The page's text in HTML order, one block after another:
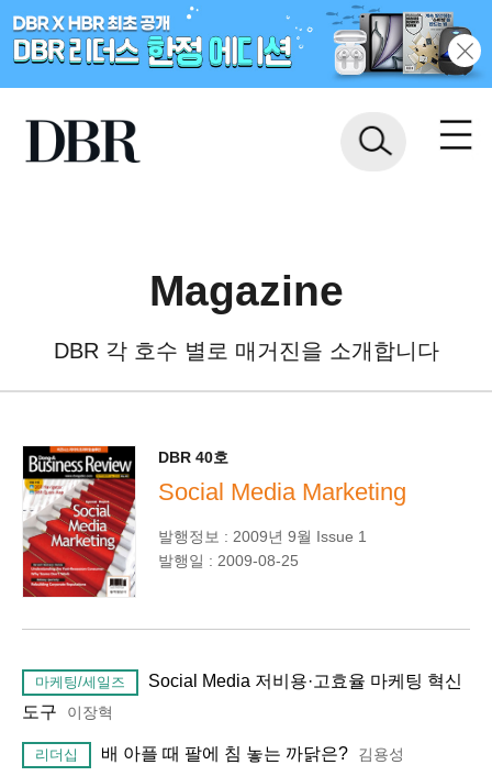
Magazine
DBR 각 호수 별로 매거진을 소개합니다
DBR 40호
Social Media Marketing
발행정보 : 2009년 9월 Issue 1
발행일 : 2009-08-25
마케팅/세일즈
Social Media 저비용·고효율 마케팅 혁신
도구
이장혁
리더십 배 아플 때 팔에 침 놓는 까닭은? 김용성